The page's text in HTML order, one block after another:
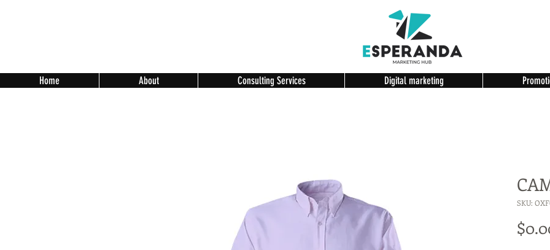
Home About Consulting Services Digital marketing
SKU: